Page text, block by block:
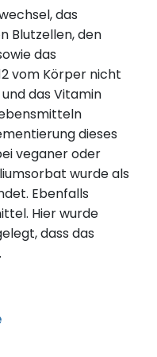
das
Blutzellen, den
das
vom Körper nicht
das Vitamin
dieses
veganer oder
wurde als
Ebenfalls
Hier wurde
dass das